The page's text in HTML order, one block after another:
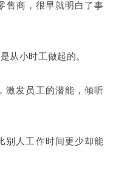
售商，很早就明白了事
从小时工做起的。
激发员工的潜能，倾听
别人工作时间更少却能